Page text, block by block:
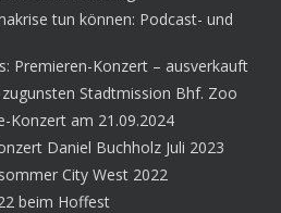
tun können: Podcast- und
Premieren-Konzert – ausverkauft
Stadtmission Bhf. Zoo
Konzert am 21.09.2024
Daniel Buchholz Juli 2023
City West 2022
beim Hoffest